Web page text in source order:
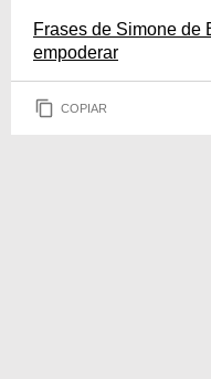
Frases de Simone de
empoderar
COPIAR